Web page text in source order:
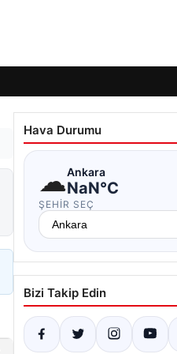
Hava Durumu
☁Ankara
NaN°C
ŞEHIR SEÇ
Bizi Takip Edin